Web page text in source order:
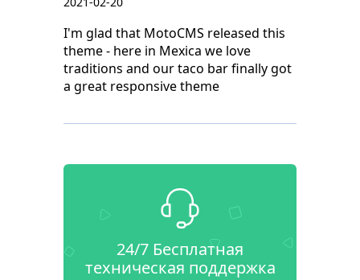
I'm glad that MotoCMS released this
theme - here in Mexica we love
traditions and our taco bar finally got
a great responsive theme
24/7 Бесплатная
техническая поддержка